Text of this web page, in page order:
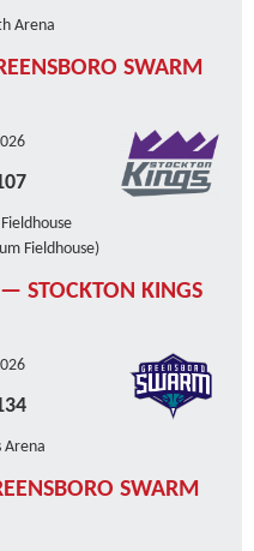
Arena
SWARM
Fieldhouse)
STOCKTON KINGS
Arena
SWARM